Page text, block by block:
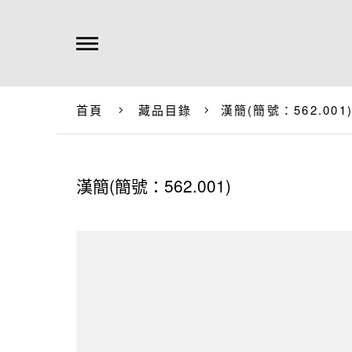
首頁 藏品目錄 漢簡(簡號：562.001)
漢簡(簡號：562.001)